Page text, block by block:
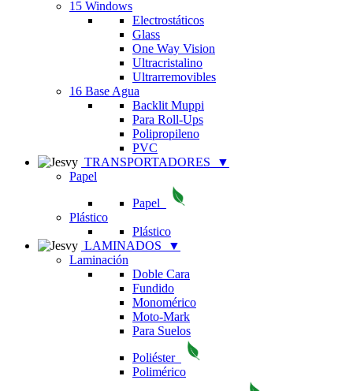
15 Windows
Electrostáticos
Glass
One Way Vision
Ultracristalino
Ultrarremovibles
16 Base Agua
Backlit Muppi
Para Roll-Ups
Polipropileno
PVC
TRANSPORTADORES
▼
Papel
Papel
Plástico
Plástico
LAMINADOS
▼
Laminación
Doble Cara
Fundido
Monomérico
Moto-Mark
Para Suelos
Poliéster
Polimérico